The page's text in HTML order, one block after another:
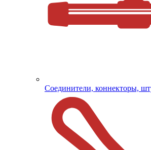
Соединители, коннекторы,